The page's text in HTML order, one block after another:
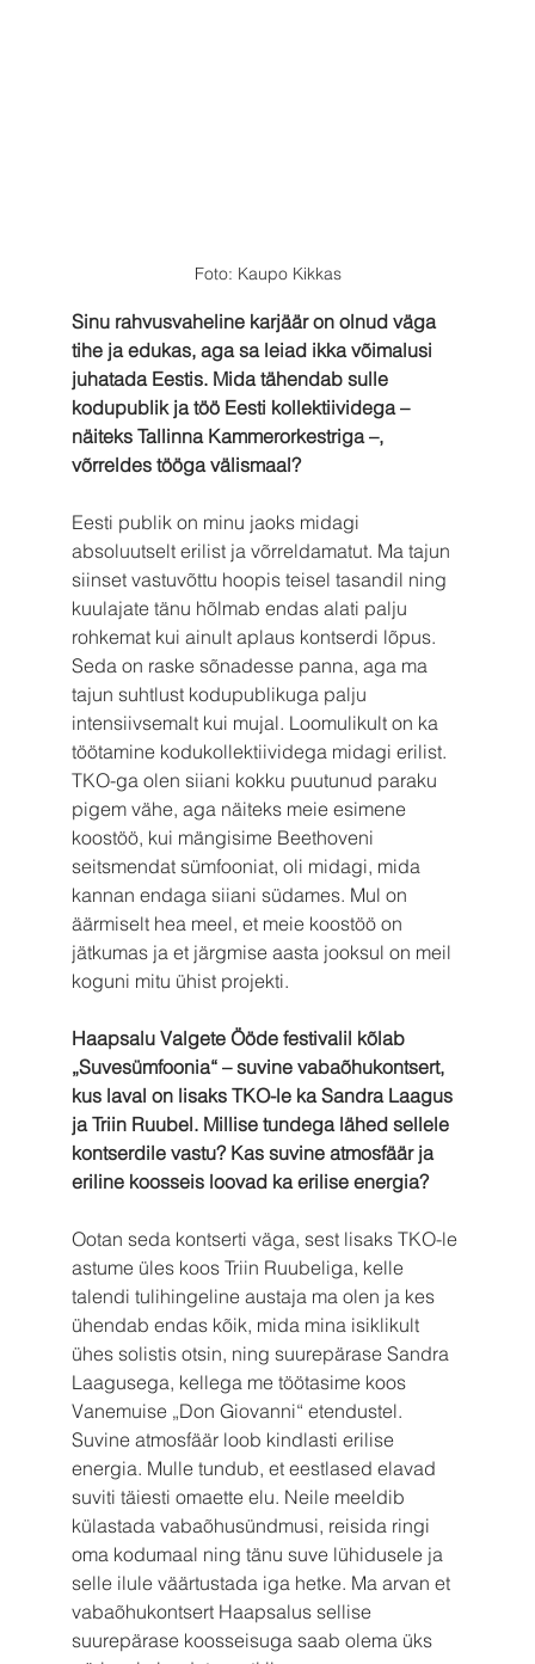
Foto: Kaupo Kikkas
Sinu rahvusvaheline karjäär on olnud väga
tihe ja edukas, aga sa leiad ikka võimalusi
juhatada Eestis. Mida tähendab sulle
kodupublik ja töö Eesti kollektiividega –
näiteks Tallinna Kammerorkestriga –,
võrreldes tööga välismaal?
Eesti publik on minu jaoks midagi
absoluutselt erilist ja võrreldamatut. Ma tajun
siinset vastuvõttu hoopis teisel tasandil ning
kuulajate tänu hõlmab endas alati palju
rohkemat kui ainult aplaus kontserdi lõpus.
Seda on raske sõnadesse panna, aga ma
tajun suhtlust kodupublikuga palju
intensiivsemalt kui mujal. Loomulikult on ka
töötamine kodukollektiividega midagi erilist.
TKO-ga olen siiani kokku puutunud paraku
pigem vähe, aga näiteks meie esimene
koostöö, kui mängisime Beethoveni
seitsmendat sümfooniat, oli midagi, mida
kannan endaga siiani südames. Mul on
äärmiselt hea meel, et meie koostöö on
jätkumas ja et järgmise aasta jooksul on meil
koguni mitu ühist projekti.
Haapsalu Valgete Ööde festivalil kõlab
„Suvesümfoonia“ – suvine vabaõhukontsert,
kus laval on lisaks TKO-le ka Sandra Laagus
ja Triin Ruubel. Millise tundega lähed sellele
kontserdile vastu? Kas suvine atmosfäär ja
eriline koosseis loovad ka erilise energia?
Ootan seda kontserti väga, sest lisaks TKO-le
astume üles koos Triin Ruubeliga, kelle
talendi tulihingeline austaja ma olen ja kes
ühendab endas kõik, mida mina isiklikult
ühes solistis otsin, ning suurepärase Sandra
Laagusega, kellega me töötasime koos
Vanemuise „Don Giovanni“ etendustel.
Suvine atmosfäär loob kindlasti erilise
energia. Mulle tundub, et eestlased elavad
suviti täiesti omaette elu. Neile meeldib
külastada vabaõhusündmusi, reisida ringi
oma kodumaal ning tänu suve lühidusele ja
selle ilule väärtustada iga hetke. Ma arvan et
vabaõhukontsert Haapsalus sellise
suurepärase koosseisuga saab olema üks